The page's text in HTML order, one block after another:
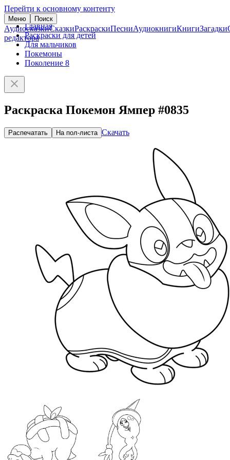
Перейти к основному контенту
Меню Поиск
АудиосказкиСказкиРаскраскиПесниАудиокнигиКнигиЗагадки
редактора
Главная
Раскраски для детей
Для мальчиков
Покемоны
Поколение 8
Раскраска Покемон Ямпер #0835
Распечатать На пол-листа Скачать